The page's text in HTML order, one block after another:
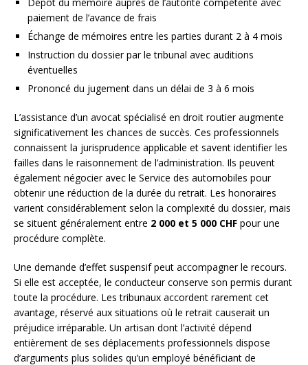
paiement de l’avance de frais
Échange de mémoires entre les parties durant 2 à 4 mois
Instruction du dossier par le tribunal avec auditions
éventuelles
Prononcé du jugement dans un délai de 3 à 6 mois
L’assistance d’un avocat spécialisé en droit routier augmente
significativement les chances de succès. Ces professionnels
connaissent la jurisprudence applicable et savent identifier les
failles dans le raisonnement de l’administration. Ils peuvent
également négocier avec le Service des automobiles pour
obtenir une réduction de la durée du retrait. Les honoraires
varient considérablement selon la complexité du dossier, mais
se situent généralement entre 2 000 et 5 000 CHF pour une
procédure complète.
Une demande d’effet suspensif peut accompagner le recours.
Si elle est acceptée, le conducteur conserve son permis durant
toute la procédure. Les tribunaux accordent rarement cet
avantage, réservé aux situations où le retrait causerait un
préjudice irréparable. Un artisan dont l’activité dépend
entièrement de ses déplacements professionnels dispose
d’arguments plus solides qu’un employé bénéficiant de